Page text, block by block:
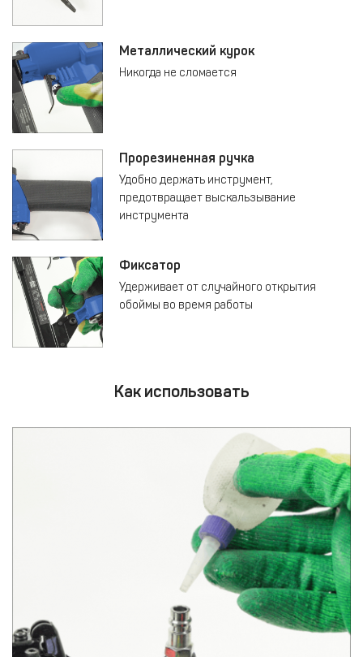
Металлический курок
Никогда не сломается
Прорезиненная ручка
Удобно держать инструмент,
предотвращает выскальзывание
инструмента
Фиксатор
Удерживает от случайного открытия
обоймы во время работы
Как использовать